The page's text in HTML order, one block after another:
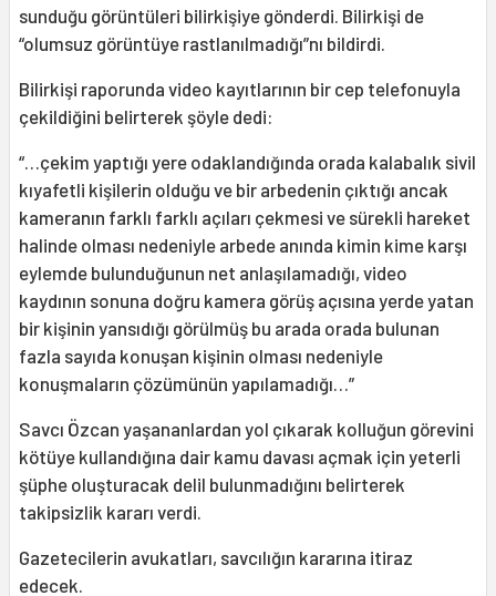
sunduğu görüntüleri bilirkişiye gönderdi. Bilirkişi de
“olumsuz görüntüye rastlanılmadığı”nı bildirdi.
Bilirkişi raporunda video kayıtlarının bir cep telefonuyla
çekildiğini belirterek şöyle dedi:
“…çekim yaptığı yere odaklandığında orada kalabalık sivil
kıyafetli kişilerin olduğu ve bir arbedenin çıktığı ancak
kameranın farklı farklı açıları çekmesi ve sürekli hareket
halinde olması nedeniyle arbede anında kimin kime karşı
eylemde bulunduğunun net anlaşılamadığı, video
kaydının sonuna doğru kamera görüş açısına yerde yatan
bir kişinin yansıdığı görülmüş bu arada orada bulunan
fazla sayıda konuşan kişinin olması nedeniyle
konuşmaların çözümünün yapılamadığı…”
Savcı Özcan yaşananlardan yol çıkarak kolluğun görevini
kötüye kullandığına dair kamu davası açmak için yeterli
şüphe oluşturacak delil bulunmadığını belirterek
takipsizlik kararı verdi.
Gazetecilerin avukatları, savcılığın kararına itiraz
edecek.